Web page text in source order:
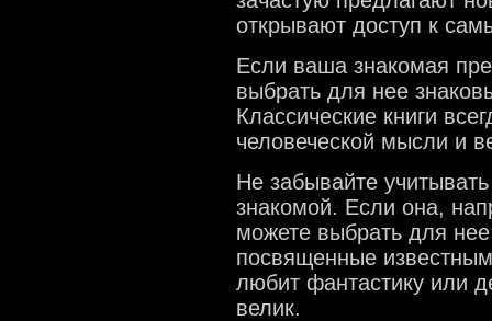
открывают доступ к
Если ваша знакомая
выбрать для нее
Классические книги
человеческой мысли и
Не забывайте
знакомой. Если она,
можете выбрать для
посвященные
любит фантастику или
велик.